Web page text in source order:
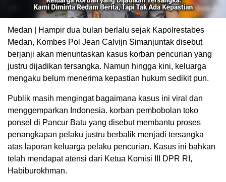
Medan | Hampir dua bulan berlalu sejak Kapolrestabes
Medan, Kombes Pol Jean Calvijn Simanjuntak disebut
berjanji akan menuntaskan kasus korban pencurian yang
justru dijadikan tersangka. Namun hingga kini, keluarga
mengaku belum menerima kepastian hukum sedikit pun.
Publik masih mengingat bagaimana kasus ini viral dan
menggemparkan Indonesia. korban pembobolan toko
ponsel di Pancur Batu yang disebut membantu proses
penangkapan pelaku justru berbalik menjadi tersangka
atas laporan keluarga pelaku pencurian. Kasus ini bahkan
telah mendapat atensi dari Ketua Komisi III DPR RI,
Habiburokhman.